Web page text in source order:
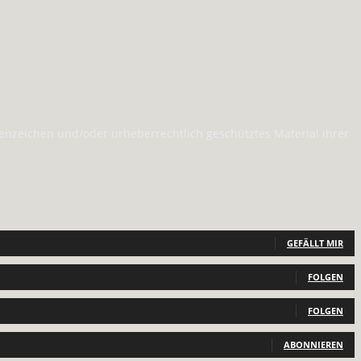
GEFÄLLT MIR
FOLGEN
FOLGEN
ABONNIEREN